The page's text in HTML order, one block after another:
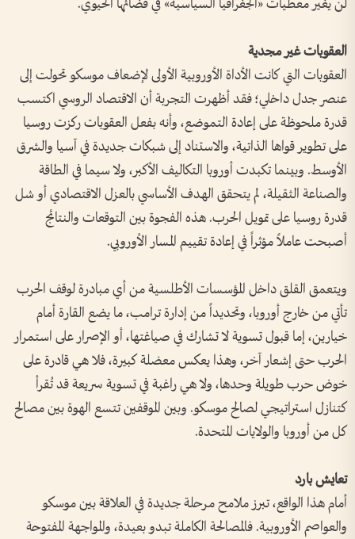
لن يغير معطيات «الجغرافيا السياسية» في فضائها الحيوي.
العقوبات غير مجدية
العقوبات التي كانت الأداة الأوروبية الأولى لإضعاف موسكو تحولت إلى
عنصر جدل داخلي؛ فقد أظهرت التجربة أن الاقتصاد الروسي اكتسب
قدرة ملحوظة على إعادة التموضع، وأنه بفعل العقوبات ركزت روسيا
على تطوير قواها الذاتية، والاستناد إلى شبكات جديدة في آسيا والشرق
الأوسط. وبينما تكبدت أوروبا التكاليف الأكبر، ولا سيما في الطاقة
والصناعة الثقيلة، لم يتحقق الهدف الأساسي بالعزل الاقتصادي أو شل
قدرة روسيا على تمويل الحرب. هذه الفجوة بين التوقعات والنتائج
أصبحت عاملاً مؤثراً في إعادة تقييم المسار الأوروبي.
ويتعمق القلق داخل المؤسسات الأطلسية من أي مبادرة لوقف الحرب
تأتي من خارج أوروبا، وتحديداً من إدارة ترامب، ما يضع القارة أمام
خيارين، إما قبول تسوية لا تشارك في صياغتها، أو الإصرار على استمرار
الحرب حتى إشعار آخر، وهذا يعكس معضلة كبيرة، فلا هي قادرة على
خوض حرب طويلة وحدها، ولا هي راغبة في تسوية سريعة قد تُقرأ
كتنازل استراتيجي لصالح موسكو. وبين الموقفين تتسع الهوة بين مصالح
كل من أوروبا والولايات المتحدة.
تعايش بارد
أمام هذا الواقع، تبرز ملامح مرحلة جديدة في العلاقة بين موسكو
والعواصم الأوروبية. فالمصالحة الكاملة تبدو بعيدة، والمواجهة المفتوحة